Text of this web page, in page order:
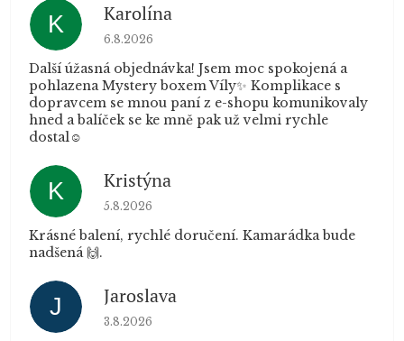
K Karolína
Hodnocení obchodu je 5 z 5 hvězdiček.
6.8.2026
Další úžasná objednávka! Jsem moc spokojená a
pohlazena Mystery boxem Víly✨ Komplikace s
dopravcem se mnou paní z e-shopu komunikovaly
hned a balíček se ke mně pak už velmi rychle
dostal☺️
K Kristýna
Hodnocení obchodu je 5 z 5 hvězdiček.
5.8.2026
Krásné balení, rychlé doručení. Kamarádka bude
nadšená 🙌.
J Jaroslava
Hodnocení obchodu je 5 z 5 hvězdiček.
3.8.2026